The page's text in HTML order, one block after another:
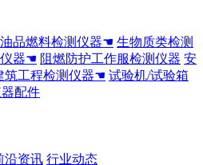
油品燃料检测仪器☚ 生物质类检测
器☚ 阻燃防护工作服检测仪器 安
筑工程检测仪器☚ 试验机/试验箱
配件
沿资讯 行业动态